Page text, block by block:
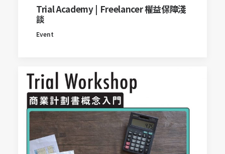
Trial Academy | Freelancer 權益保障淺
談
Event